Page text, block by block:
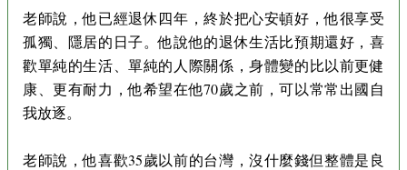
老師說，他已經退休四年，終於把心安頓好，他很享受
孤獨、隱居的日子。他說他的退休生活比預期還好，喜
歡單純的生活、單純的人際關係，身體變的比以前更健
康、更有耐力，他希望在他70歲之前，可以常常出國自
我放逐。
老師說，他喜歡35歲以前的台灣，沒什麼錢但整體是良